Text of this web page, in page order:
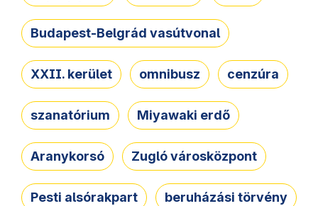
Budapest-Belgrád vasútvonal
XXII. kerület omnibusz cenzúra
szanatórium Miyawaki erdő
Aranykorsó Zugló városközpont
Pesti alsórakpart beruházási törvény